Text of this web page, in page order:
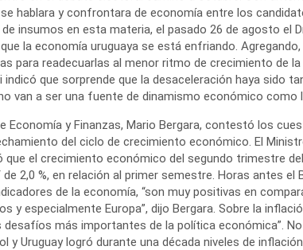
hablara y confrontara de economía entre los
insumos en esta materia, el pasado 26 de agosto el
la economía uruguaya se está enfriando.
para readecuarlas al menor ritmo de crecimiento de la
que sorprende que la desaceleración haya sido
van a ser una fuente de dinamismo económico como
Economía y Finanzas, Mario Bergara, contestó los
del ciclo de crecimiento económico. El
que el crecimiento económico del segundo trimestre
2,0 %, en relación al primer semestre. Horas antes el
de la economía, “son muy positivas en
y especialmente Europa”, dijo Bergara. Sobre la
desafíos más importantes de la política económica”.
y Uruguay logró durante una década niveles de